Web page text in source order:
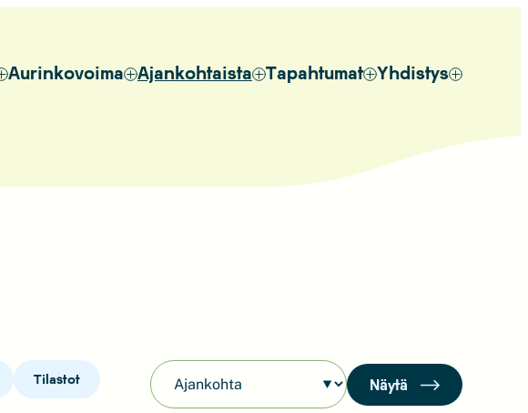
Aurinkovoima Ajankohtaista Tapahtumat Yhdistys
Tilastot Näytä